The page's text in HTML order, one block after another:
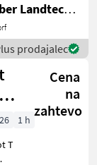
Amselgruber Landtechnik GmbH
prodajalec
Cena
na
zahtevo
1 h
T